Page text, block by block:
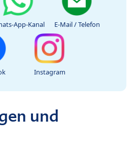
App-Kanal E-Mail / Telefon
Instagram
und